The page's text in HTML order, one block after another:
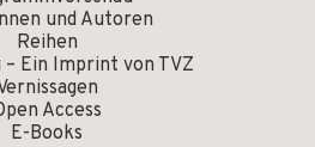
und Autoren
Reihen
– Ein Imprint von TVZ
Access
E-Books